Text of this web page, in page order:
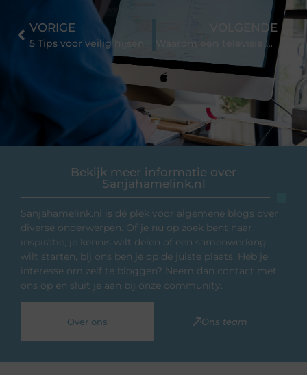
Bekijk meer informatie over
Sanjahamelink.nl
Sanjahamelink.nl is dé plek voor algemene blogs over
diverse onderwerpen. Of je nu op zoek bent naar
inspiratie, je kennis wilt delen of een samenwerking
wilt starten, bij ons ben je op de juiste plaats. Heb je
interesse om zelf te bloggen? Neem dan contact met
ons op en sluit je aan bij onze community.
Over ons Ons team
VORIGE
5 Tips voor veilig hijsen
VOLGENDE
Waarom een televisie huren in plaats van kopen?